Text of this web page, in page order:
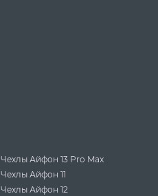
Чехлы Айфон 13 Pro Max
Чехлы Айфон 11
Чехлы Айфон 12